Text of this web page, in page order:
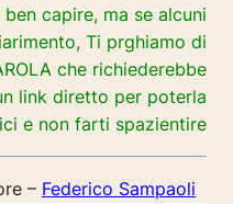
capire, ma se alcuni
Ti prghiamo di
che richiederebbe
link diretto per poterla
e non farti spazientire
– Federico Sampaoli